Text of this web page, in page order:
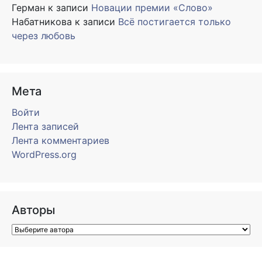
Герман к записи Новации премии «Слово»
Набатникова к записи Всё постигается только
через любовь
Мета
Войти
Лента записей
Лента комментариев
WordPress.org
Авторы